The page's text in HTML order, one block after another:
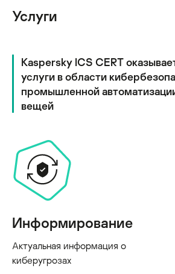
Услуги
Kaspersky ICS CERT
услуги в области
промышленной
вещей
Информирование
Актуальная информация о
киберугрозах